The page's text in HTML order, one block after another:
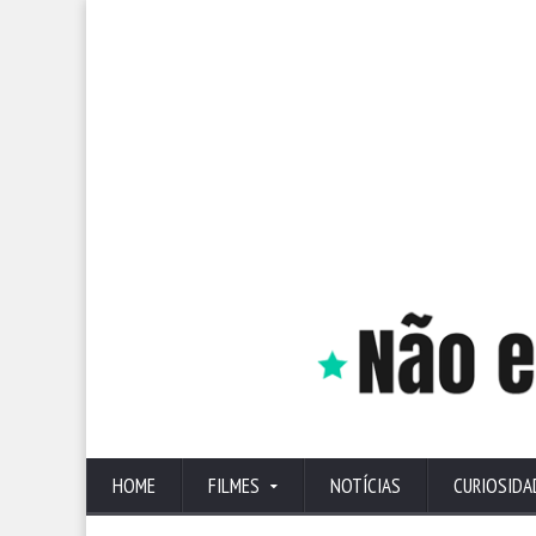
HOME FILMES NOTÍCIAS